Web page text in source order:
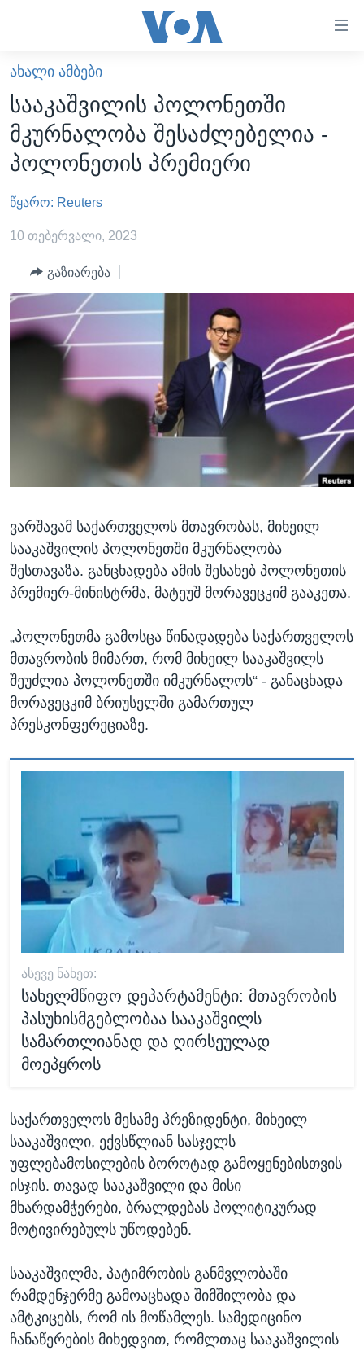
ხელმისაწვდომობისთვის
გადადით
მთავარზე
გადადით
მთავარ
ნავიგაციაზე
გადადით
ძიებაზე
ᲐᲮᲐᲚᲘ ᲐᲛᲑᲔᲑᲘ
ᲡᲐᲥᲐᲠᲗᲕᲔᲚᲝ
ᲐᲨᲨ
ᲐᲨᲨ-ᲘᲡ ᲐᲠᲩᲔᲕᲜᲔᲑᲘ 2024
ᲛᲡᲝᲤᲚᲘᲝ
ᲕᲘᲓᲔᲝᲔᲑᲘ
ᲒᲐᲓᲐᲪᲔᲛᲔᲑᲘ
ᲕᲐᲨᲘᲜᲒᲢᲝᲜᲘ ᲓᲦᲔᲡ
ᲮᲔᲓᲕᲐ ᲕᲐᲨᲘᲜᲒᲢᲝᲜᲘᲓᲐᲜ
ᲡᲢᲣᲓᲘᲐ ᲕᲐᲨᲘᲜᲒᲢᲝᲜᲘ
ᲡᲮᲕᲐ ᲡᲘᲐᲮᲚᲔᲔᲑᲘ
ᲞᲝᲚᲘᲢᲘᲙᲐ
ᲔᲙᲝᲜᲝᲛᲘᲙᲐ
ᲒᲐᲚᲘᲚᲔᲝ
ᲓᲔᲖᲘᲜᲤᲝᲠᲛᲐᲪᲘᲐ
ᲠᲣᲡᲔᲗᲘᲡ ᲨᲔᲭᲠᲐ ᲣᲙᲠᲐᲘᲜᲐᲨᲘ
Learning English
ᲐᲮᲐᲚᲘ ᲐᲛᲑᲔᲑᲘ
სააკაშვილის პოლონეთში
მკურნალობა შესაძლებელია -
პოლონეთის პრემიერი
წყარო: Reuters
10 თებერვალი, 2023
გაზიარება
ვარშავამ საქართველოს მთავრობას, მიხეილ
სააკაშვილის პოლონეთში მკურნალობა
შესთავაზა. განცხადება ამის შესახებ პოლონეთის
პრემიერ-მინისტრმა, მატეუშ მორავეცკიმ გააკეთა.
„პოლონეთმა გამოსცა წინადადება საქართველოს
მთავრობის მიმართ, რომ მიხეილ სააკაშვილს
შეუძლია პოლონეთში იმკურნალოს“ - განაცხადა
მორავეცკიმ ბრიუსელში გამართულ
პრესკონფერეციაზე.
ᲐᲡᲔᲕᲔ ᲜᲐᲮᲔᲗ:
სახელმწიფო დეპარტამენტი: მთავრობის
პასუხისმგებლობაა სააკაშვილს
სამართლიანად და ღირსეულად
მოეპყროს
საქართველოს მესამე პრეზიდენტი, მიხეილ
სააკაშვილი, ექვსწლიან სასჯელს
უფლებამოსილების ბოროტად გამოყენებისთვის
ისჯის. თავად სააკაშვილი და მისი
მხარდამჭერები, ბრალდებას პოლიტიკურად
მოტივირებულს უწოდებენ.
სააკაშვილმა, პატიმრობის განმვლობაში
რამდენჯერმე გამოაცხადა შიმშილობა და
ამტკიცებს, რომ ის მოწამლეს. სამედიცინო
ჩანაწერების მიხედვით, რომლთაც სააკაშვილის